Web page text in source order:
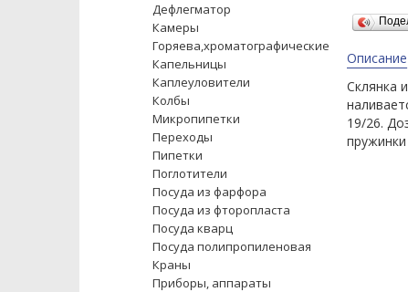
Дефлегматор
Камеры
Горяева,хроматографические
Капельницы
Каплеуловители
Колбы
Микропипетки
Переходы
Пипетки
Поглотители
Посуда из фарфора
Посуда из фторопласта
Посуда кварц
Посуда полипропиленовая
Краны
Приборы, аппараты
Описание
Склянка
19/26.